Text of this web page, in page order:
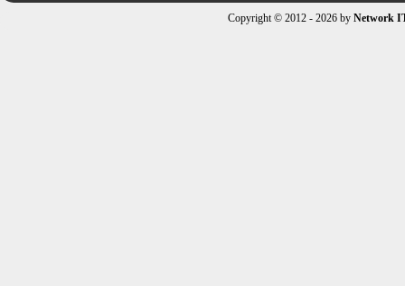
Copyright © 2012 - 2026 by Network